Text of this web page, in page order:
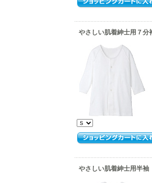
やさしい肌着紳士用７分
やさしい肌着紳士用半